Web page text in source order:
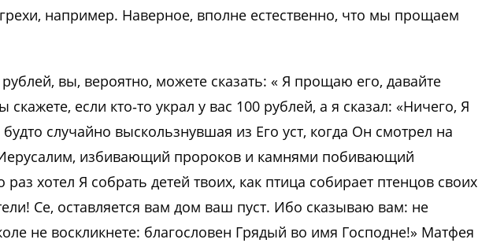
например. Наверное, вполне естественно, что мы прощаем
рублей, вы, вероятно, можете сказать: « Я прощаю его, давайте
если кто‑то украл у вас 100 рублей, а я сказал: «Ничего, Я
случайно выскользнувшая из Его уст, когда Он смотрел на
избивающий пророков и камнями побивающий
хотел Я собрать детей твоих, как птица собирает птенцов своих
Се, оставляется вам дом ваш пуст. Ибо сказываю вам: не
не воскликнете: благословен Грядый во имя Господне!» Матфея